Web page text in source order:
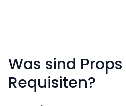
Was sind
Requisiten?